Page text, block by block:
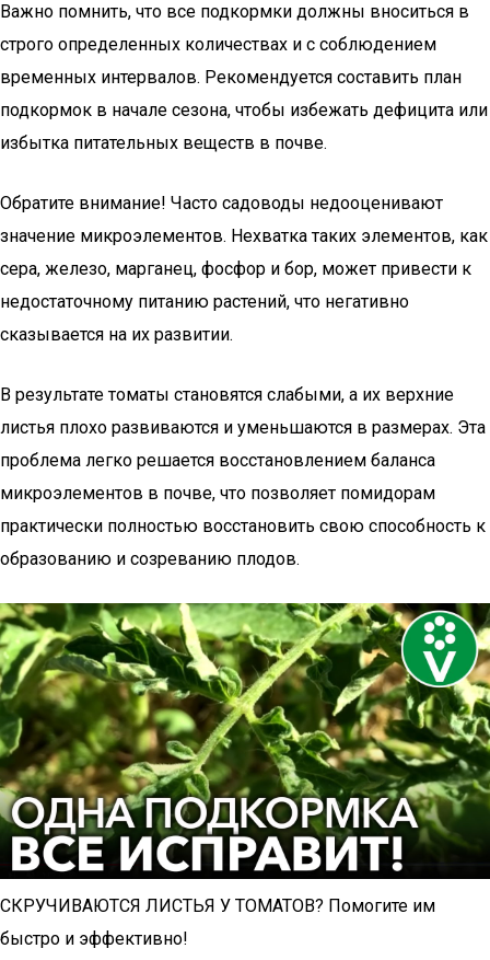
Важно помнить, что все подкормки должны вноситься в
строго определенных количествах и с соблюдением
временных интервалов. Рекомендуется составить план
подкормок в начале сезона, чтобы избежать дефицита или
избытка питательных веществ в почве.
Обратите внимание! Часто садоводы недооценивают
значение микроэлементов. Нехватка таких элементов, как
сера, железо, марганец, фосфор и бор, может привести к
недостаточному питанию растений, что негативно
сказывается на их развитии.
В результате томаты становятся слабыми, а их верхние
листья плохо развиваются и уменьшаются в размерах. Эта
проблема легко решается восстановлением баланса
микроэлементов в почве, что позволяет помидорам
практически полностью восстановить свою способность к
образованию и созреванию плодов.
СКРУЧИВАЮТСЯ ЛИСТЬЯ У ТОМАТОВ? Помогите им
быстро и эффективно!